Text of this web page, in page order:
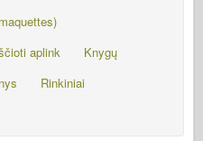
aplink
Knygų
Rinkiniai